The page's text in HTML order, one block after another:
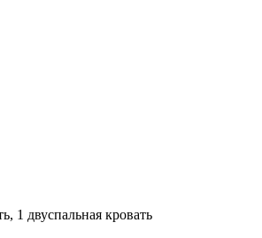
1 двуспальная кровать